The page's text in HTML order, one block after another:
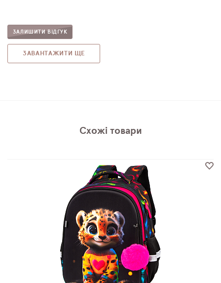
ЗАЛИШИТИ ВІДГУК
ЗАВАНТАЖИТИ ЩЕ
Схожі товари